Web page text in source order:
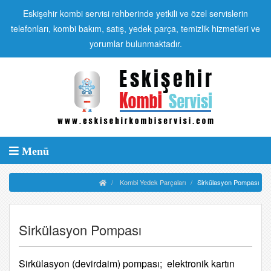
Eskişehir kombi servisi rehberinde yetkili ve özel servislerin
telefonları, kombi bakım, satış, yedek parça, temizlik hizmetleri ve
yorumlar bulunmaktadır.
Menü
Kombi Yedek Parçaları Sirkülasyon Pompası
Sirkülasyon Pompası
Sirkülasyon (devirdaim) pompası; elektronik kartın